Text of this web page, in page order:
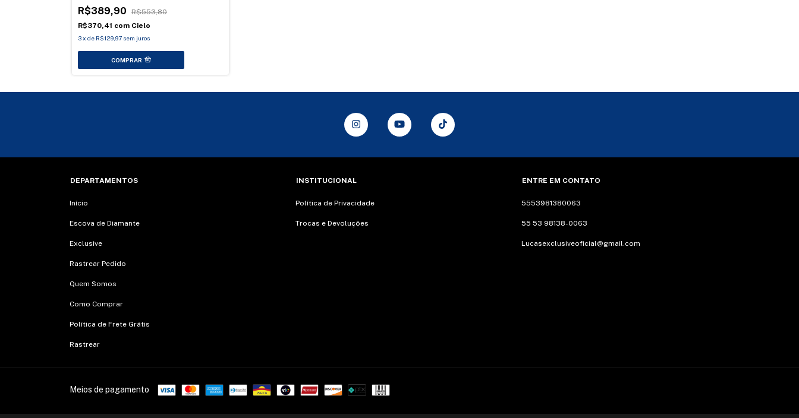
R$389,90
R$553,80
R$370,41 com Cielo
3x de R$129,97 sem juros
COMPRAR
DEPARTAMENTOS
Início
Escova de Diamante
Exclusive
Rastrear Pedido
Quem Somos
Como Comprar
Política de Frete Grátis
Rastrear
INSTITUCIONAL
Política de Privacidade
Trocas e Devoluções
ENTRE EM CONTATO
5553981380063
55 53 98138-0063
Lucasexclusiveoficial@gmail.com
Meios de pagamento